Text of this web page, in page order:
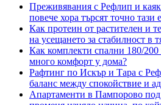
Преживявания с Рефлип и
повече хора търсят точно тази
Как протеин от растителен и
на усещането за стабилност в
Как комплекти спални 180/
много комфорт у дома?
Рафтинг по Искър и Тара с
баланс между спокойствие и
Апартаменти в Пампорово